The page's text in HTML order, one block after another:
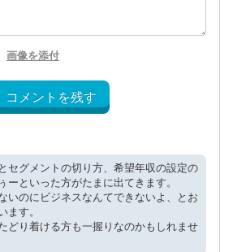
画像を添付
コメントを残す
セグメントの切り方、希望年収の設定の
ーといった方がたまに出てきます。
いのにビジネスなんてできないよ、とお
ます。
どり着ける方も一握りなのかもしれませ